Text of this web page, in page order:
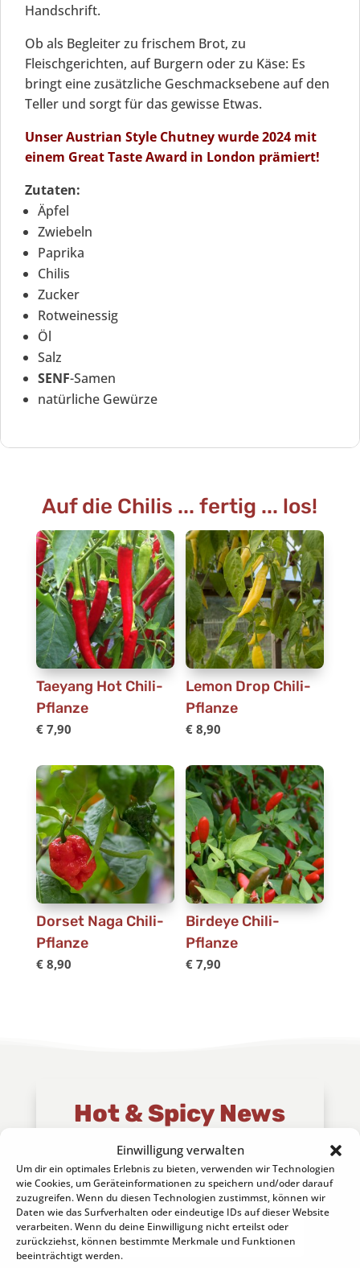
Einwilligung verwalten
Um dir ein optimales Erlebnis zu bieten, verwenden wir Technologien
wie Cookies, um Geräteinformationen zu speichern und/oder darauf
zuzugreifen. Wenn du diesen Technologien zustimmst, können wir
Daten wie das Surfverhalten oder eindeutige IDs auf dieser Website
verarbeiten. Wenn du deine Einwilligung nicht erteilst oder
zurückziehst, können bestimmte Merkmale und Funktionen
beeinträchtigt werden.
Handschrift.
Ob als Begleiter zu frischem Brot, zu
Fleischgerichten, auf Burgern oder zu Käse: Es
bringt eine zusätzliche Geschmacksebene auf den
Teller und sorgt für das gewisse Etwas.
Unser Austrian Style Chutney wurde 2024 mit
einem Great Taste Award in London prämiert!
Zutaten:
Äpfel
Zwiebeln
Paprika
Chilis
Zucker
Rotweinessig
Öl
Salz
SENF-Samen
natürliche Gewürze
Auf die Chilis ... fertig ... los!
Taeyang Hot Chili-
Pflanze
€7,90
Lemon Drop Chili-
Pflanze
€ 8,90
Dorset Naga Chili-
Pflanze
€8,90
Birdeye Chili-
Pflanze
€ 7,90
Hot & Spicy News
Der Newsletter der Chili-Werkstatt
... alles über die Chili zum
Nachlesen!